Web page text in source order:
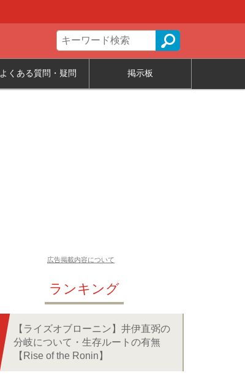
よくある質問・疑問 掲示板
広告掲載内容について
ランキング
【ライズオブローニン】井伊直弼の
分岐について・生存ルートの有無
【Rise of the Ronin】